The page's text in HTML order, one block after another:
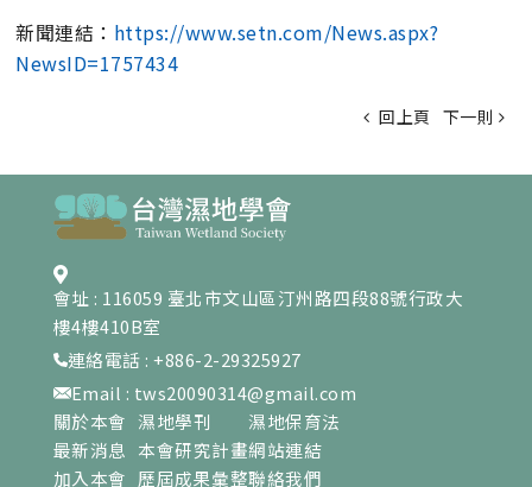
新聞連結： https://www.setn.com/News.aspx?
NewsID=1757434
回上頁 下一則
會址 : 116059 臺北市文山區汀州路四段88號行政大
樓4樓410B室
連絡電話 : +886-2-29325927
Email : tws20090314@gmail.com
關於本會
最新消息
加入本會
濕地學刊
本會研究計畫
歷屆成果彙整
濕地保育法
網站連結
聯絡我們